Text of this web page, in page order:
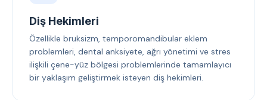
Diş Hekimleri
Özellikle bruksizm, temporomandibular eklem
problemleri, dental anksiyete, ağrı yönetimi ve stres
ilişkili çene-yüz bölgesi problemlerinde tamamlayıcı
bir yaklaşım geliştirmek isteyen diş hekimleri.